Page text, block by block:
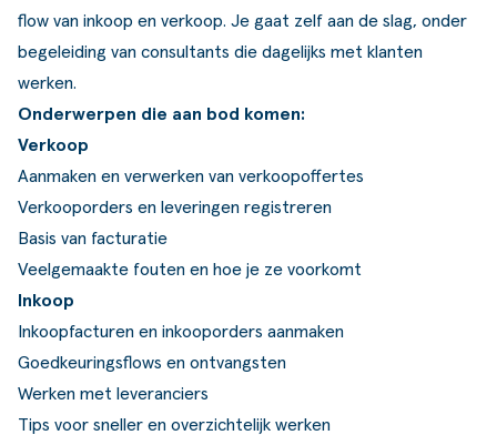
flow van inkoop en verkoop. Je gaat zelf aan de slag, onder
begeleiding van consultants die dagelijks met klanten
werken.
Onderwerpen die aan bod komen:
Verkoop
Aanmaken en verwerken van verkoopoffertes
Verkooporders en leveringen registreren
Basis van facturatie
Veelgemaakte fouten en hoe je ze voorkomt
Inkoop
Inkoopfacturen en inkooporders aanmaken
Goedkeuringsflows en ontvangsten
Werken met leveranciers
Tips voor sneller en overzichtelijk werken